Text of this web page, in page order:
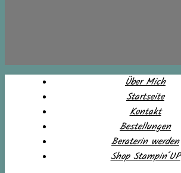
Über Mich
Startseite
Kontakt
Bestellungen
Beraterin werden
Shop Stampin´UP